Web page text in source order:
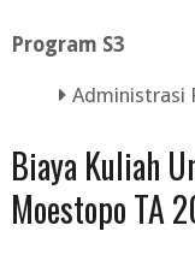
Program S3
Administrasi
Biaya Kuliah
Moestopo TA